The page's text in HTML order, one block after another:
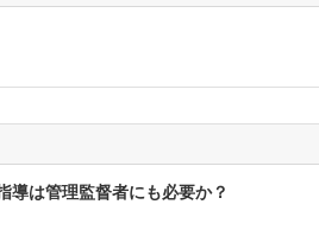
導は管理監督者にも必要か？